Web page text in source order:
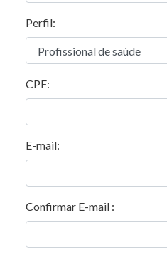
Perfil:
CPF:
E-mail:
Confirmar E-mail :